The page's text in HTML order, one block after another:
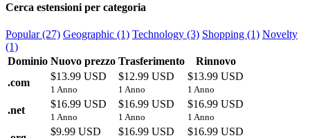
Cerca estensioni per categoria
Popular (27) Geographic (1) Technology (3) Shopping (1) Novelty
(1)
Dominio Nuovo prezzo Trasferimento
Rinnovo
.com
$13.99 USD
1 Anno
$12.99 USD
1 Anno
$13.99 USD
1 Anno
.net
$16.99 USD
1 Anno
$16.99 USD
1 Anno
$16.99 USD
1 Anno
$9.99 USD $16.99 USD $16.99 USD